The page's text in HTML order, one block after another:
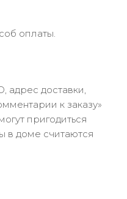
оплаты.
адрес доставки,
к заказу»
пригодиться
в доме считаются